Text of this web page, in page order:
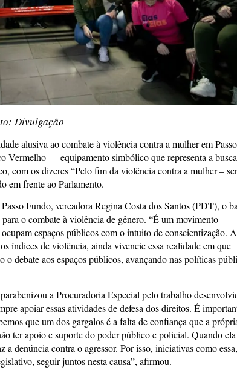
Divulgação
alusiva ao combate à violência contra a mulher em Passo
Vermelho — equipamento simbólico que representa a
com os dizeres “Pelo fim da violência contra a mulher –
em frente ao Parlamento.
Fundo, vereadora Regina Costa dos Santos (PDT), o
o combate à violência de gênero. “É um movimento
espaços públicos com o intuito de conscientização.
índices de violência, ainda vivencie essa realidade em que
debate aos espaços públicos, avançando nas políticas
a Procuradoria Especial pelo trabalho
apoiar essas atividades de defesa dos direitos. É
que um dos gargalos é a falta de confiança que a
ter apoio e suporte do poder público e policial. Quando ela
a denúncia contra o agressor. Por isso, iniciativas como
seguir juntos nesta causa”, afirmou.